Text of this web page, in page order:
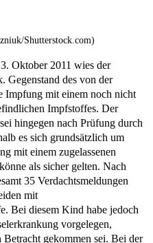
Oktober 2011 wies der
Gegenstand des von der
mit einem noch nicht
Impfstoffes. Der
hingegen nach Prüfung durch
es sich grundsätzlich um
mit einem zugelassenen
als sicher gelten. Nach
35 Verdachtsmeldungen
mit
Bei diesem Kind habe jedoch
vorgelegen,
gekommen sei. Bei der
der Kausalkette nicht